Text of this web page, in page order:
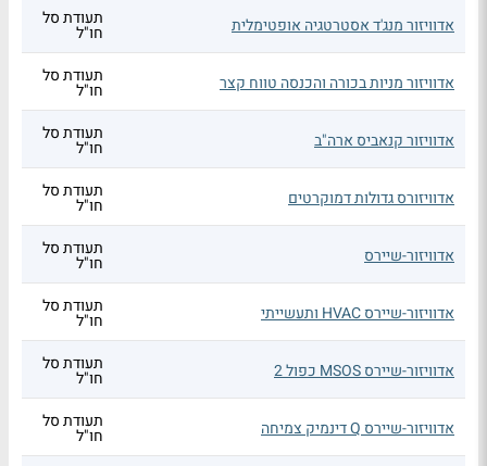
אדוויזור מנג'ד אסטרטגיה אופטימלית תעודת סל
חו"ל
אדוויזור מניות בכורה והכנסה טווח קצר תעודת סל
חו"ל
אדוויזור קנאביס ארה"ב תעודת סל
חו"ל
אדוויזורס גדולות דמוקרטים תעודת סל
חו"ל
אדוויזור-שיירס תעודת סל
חו"ל
אדוויזור-שיירס HVAC ותעשייתי תעודת סל
חו"ל
אדוויזור-שיירס MSOS כפול 2 תעודת סל
חו"ל
אדוויזור-שיירס Q דינמיק צמיחה תעודת סל
חו"ל